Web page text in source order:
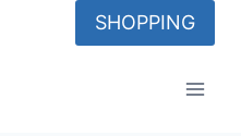
SHOPPING